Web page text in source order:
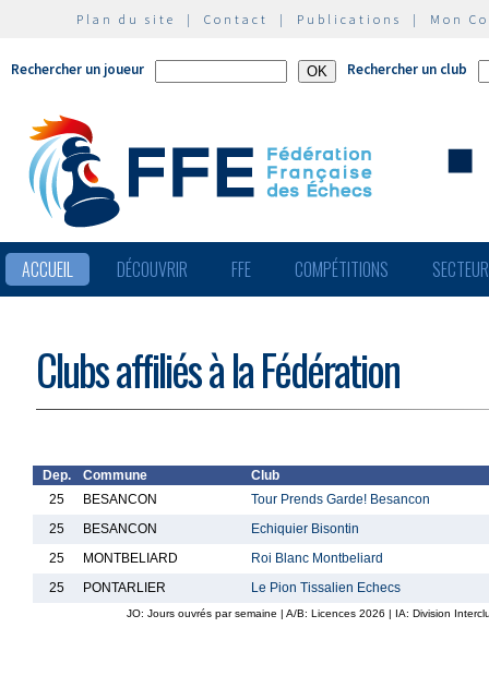
Plan du site | Contact | Publications | Mon
Rechercher un joueur Rechercher un club
ACCUEIL DÉCOUVRIR FFE COMPÉTITIONS
Clubs affiliés à la Fédération
Dep. Commune
Club
25
BESANCON
Tour Prends Garde! Besancon
25
BESANCON
Echiquier Bisontin
25
MONTBELIARD
Roi Blanc Montbeliard
25
PONTARLIER Le Pion Tissalien Echecs
JO: Jours ouvrés par semaine | A/B: Licences 2026 | IA: Division